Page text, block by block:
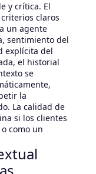
y crítica. El
claros
un agente
sentimiento del
explícita del
el historial
se
la
La calidad de
si los clientes
como un